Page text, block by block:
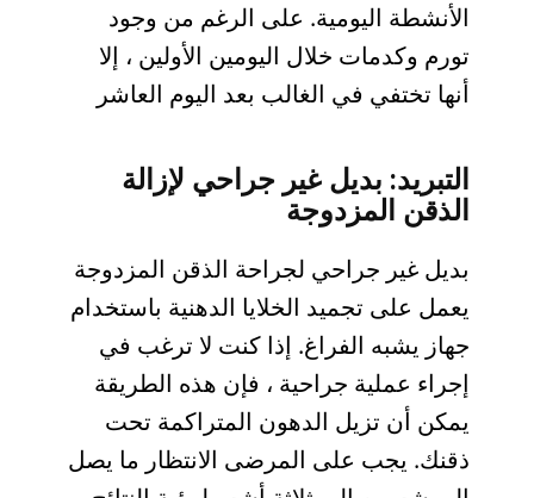
الأنشطة اليومية. على الرغم من وجود
تورم وكدمات خلال اليومين الأولين ، إلا
أنها تختفي في الغالب بعد اليوم العاشر
التبريد: بديل غير جراحي لإزالة
الذقن المزدوجة
بديل غير جراحي لجراحة الذقن المزدوجة
يعمل على تجميد الخلايا الدهنية باستخدام
جهاز يشبه الفراغ. إذا كنت لا ترغب في
إجراء عملية جراحية ، فإن هذه الطريقة
يمكن أن تزيل الدهون المتراكمة تحت
ذقنك. يجب على المرضى الانتظار ما يصل